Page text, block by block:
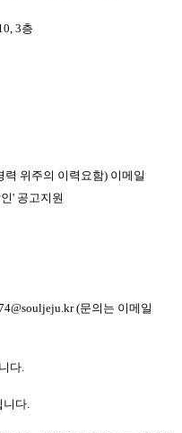
3층
위주의 이력요함) 이메일
' 공고지원
(문의는 이메일
다.
니다.